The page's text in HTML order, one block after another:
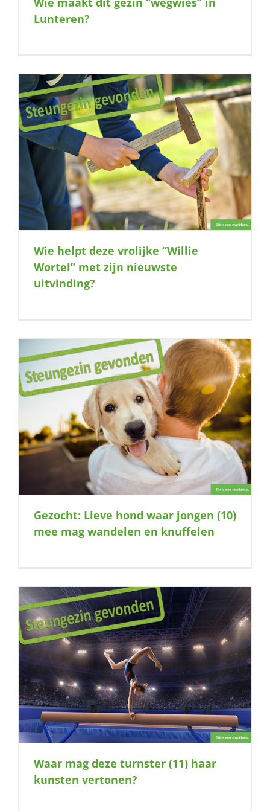
Lunteren?
Wie helpt deze vrolijke “Willie
Wortel” met zijn nieuwste
uitvinding?
Gezocht: Lieve hond waar jongen (10)
mee mag wandelen en knuffelen
Waar mag deze turnster (11) haar
kunsten vertonen?